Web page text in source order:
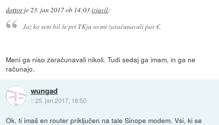
dottorje23. jan 2017 ob 14:03izjavil:
Jaz ko sem bil še pri TKju so mi zaračunavali par €.
Meni ga niso zaračunavali nikoli. Tudi sedaj ga imam, in ga ne
računajo.
wungad
::25. jan 2017, 18:50
Ok, ti imaš en router priključen na tale Sinope modem. Vsi, ki se